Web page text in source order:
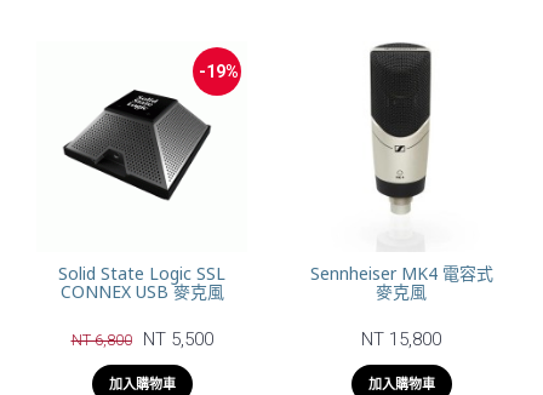
-19%
Solid State Logic SSL
CONNEX USB 麥克風
NT 6,800 NT 5,500
加入購物車
Sennheiser MK4 電容式
麥克風
NT 15,800
加入購物車